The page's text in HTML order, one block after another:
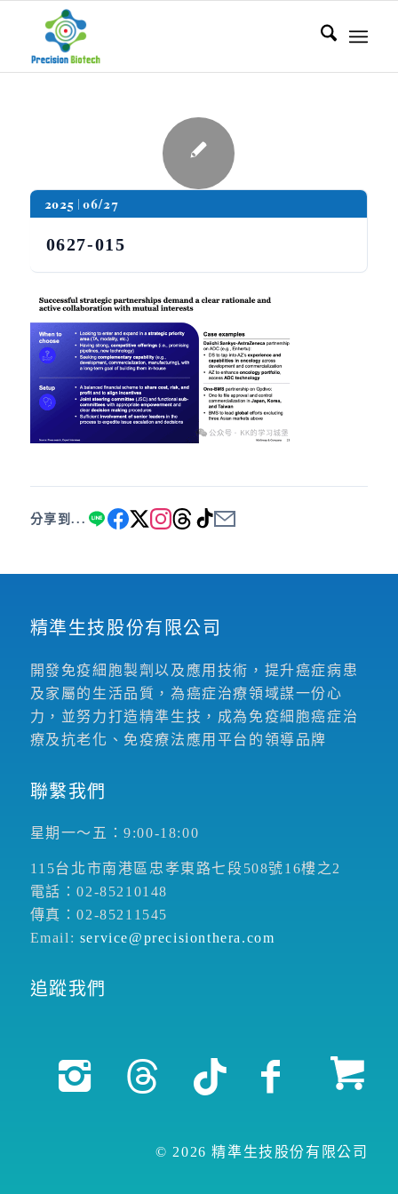
2025 06/27
0627-015
分享到...
精準生技股份有限公司
開發免疫細胞製劑以及應用技術，提升癌症病患
及家屬的生活品質，為癌症治療領域謀一份心
力，並努力打造精準生技，成為免疫細胞癌症治
療及抗老化、免疫療法應用平台的領導品牌
聯繫我們
星期一～五：9:00-18:00
115台北市南港區忠孝東路七段508號16樓之2
電話：02-85210148
傳真：02-85211545
Email: service@precisionthera.com
追蹤我們
© 2026 精準生技股份有限公司